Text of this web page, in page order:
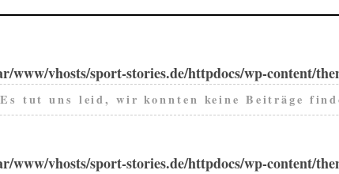
www/vhosts/sport-stories.de/httpdocs/wp-content/
Es tut uns leid, wir konnten keine Beiträge
www/vhosts/sport-stories.de/httpdocs/wp-content/